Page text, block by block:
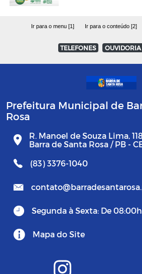
Ir para o menu [1] Ir para o conteúdo [2]
TELEFONES OUVIDORIA
Prefeitura Municipal de
Rosa
R. Manoel de Souza Lima,
Barra de Santa Rosa / PB -
(83) 3376-1040
Segunda à Sexta: De
Mapa do Site